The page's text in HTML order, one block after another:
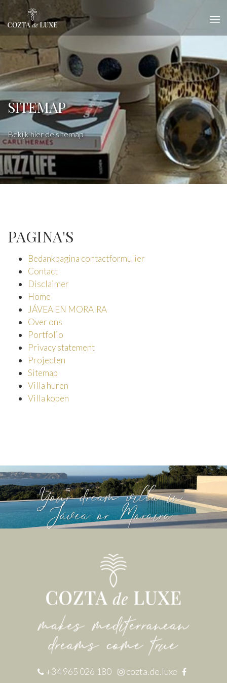
SITEMAP
Bekijk hier de sitemap
PAGINA'S
Bedankpagina contactformulier
Contact
Disclaimer
Home
JÁVEA EN MORAIRA
Over ons
Portfolio
Privacy statement
Projecten
Sitemap
Villa huren
Villa kopen
+34 965 026 180
cozta.de.luxe